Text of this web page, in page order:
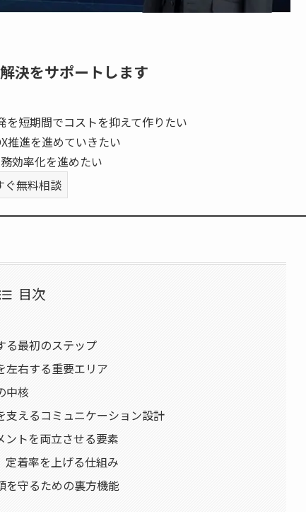
決をサポートします
を短期間でコストを抑えて作りたい
推進を進めていきたい
効率化を進めたい
ぐ無料相談
目次
る最初のステップ
左右する重要エリア
中核
支えるコミュニケーション設計
ントを両立させる要素
定着率を上げる仕組み
を守るための裏方機能